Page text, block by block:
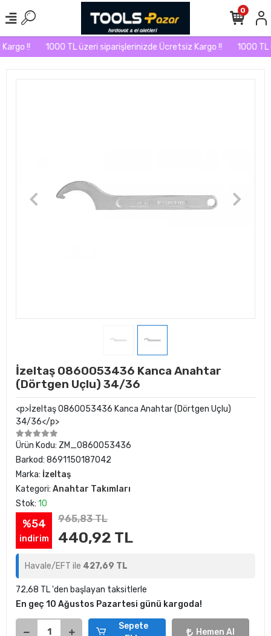
!! 1000 TL üzeri siparişlerinizde Ücretsiz Kargo !! 1000 TL
0
İzeltaş 0860053436 Kanca Anahtar
(Dörtgen Uçlu) 34/36
<p>İzeltaş 0860053436 Kanca Anahtar (Dörtgen Uçlu)
34/36</p>
Ürün Kodu: ZM_0860053436
Barkod: 8691150187042
Marka: İzeltaş
Kategori: Anahtar Takımları
Stok: 10
%54
indirim
965,83 TL
440,92 TL
Havale/EFT ile 427,69 TL
72,68 TL 'den başlayan taksitlerle
En geç 10 Ağustos Pazartesi günü kargoda!
Sepete
Hemen Al